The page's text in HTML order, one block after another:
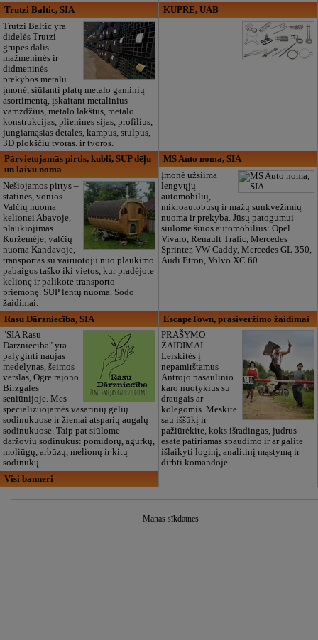
Trutzi Baltic, SIA
Trutzi Baltic yra
didelės Trutzi
grupės dalis –
mažmeninės ir
didmeninės
prekybos metalu
įmonė, siūlanti platų metalo gaminių
asortimentą, įskaitant metalinius
vamzdžius, metalo lakštus, metalo
konstrukcijas, plienines sijas, profilius,
jungiamąsias detales, kampus, stulpus,
3D plokščių tvoras. ir tvoros.
KUPRE, UAB
Pārvietojamās pirtis, kubli, SUP dēļu
un laivu noma
Nešiojamos pirtys –
statinės, vonios.
Valčių nuoma
kelionei Abavoje,
plaukiojimas
Kuržemėje, valčių
nuoma Kandavoje,
transportas su vairuotoju nuo plaukimo
pabaigos taško iki vietos, kur pradėjote
kelionę ir palikote transporto
priemonę. SUP lentų nuoma. Sodo
žaidimai.
MS Auto noma, SIA
Įmonė užsiima
lengvųjų
automobilių,
mikroautobusų ir mažų sunkvežimių
nuoma ir prekyba. Jūsų patogumui
siūlome šiuos automobilius: Opel
Vivaro, Renault Trafic, Mercedes
Sprinter, VW Caddy, Mercedes GL 350,
Audi Etron, Volvo XC 60.
Rasu Dārzniecība, SIA
"SIA Rasu
Dārzniecība" yra
palyginti naujas
medelynas, šeimos
verslas, Ogre rajono
Birzgales
seniūnijoje. Mes
specializuojamės vasarinių gėlių
sodinukuose ir žiemai atsparių augalų
sodinukuose. Taip pat siūlome
daržovių sodinukus: pomidorų, agurkų,
moliūgų, arbūzų, melionų ir kitų
sodinukų.
EscapeTown, prasiveržimo žaidimai
PRAŠYMO
ŽAIDIMAI.
Leiskitės į
nepamirštamus
Antrojo pasaulinio
karo nuotykius su
draugais ar
kolegomis. Meskite
sau iššūkį ir
pažiūrėkite, koks išradingas, judrus
esate patiriamas spaudimo ir ar galite
išlaikyti loginį, analitinį mąstymą ir
dirbti komandoje.
Visi banneri
Manas sīkdatnes